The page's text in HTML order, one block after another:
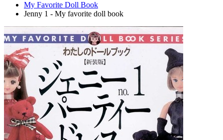
My Favorite Doll Book
Jenny 1 - My favorite doll book